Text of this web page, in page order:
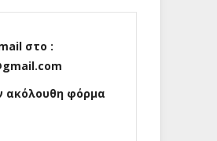
στο :
ακόλουθη φόρμα